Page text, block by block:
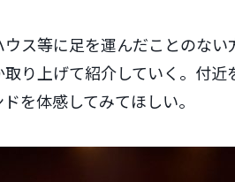
ス等に足を運んだことのない
り上げて紹介していく。付近
を体感してみてほしい。